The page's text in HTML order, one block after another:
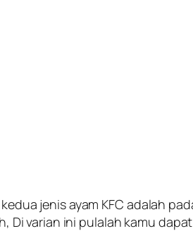
jenis ayam KFC adalah
Di varian ini pulalah kamu